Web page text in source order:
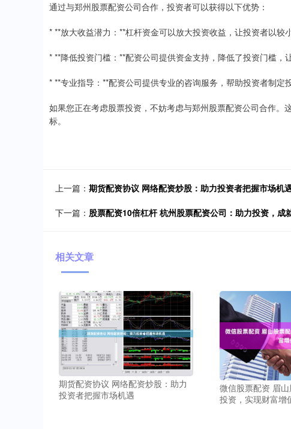
通过与郑州股票配资公司合作，投资者可以获得以下优势：
* **放大收益潜力：**杠杆资金可以放大投资收益，让投资者以较
* **降低投资门槛：**配资公司提供资金支持，降低了投资门槛，
* **专业指导：**配资公司提供专业的咨询服务，帮助投资者制定
如果您正在考虑股票投资，不妨考虑与郑州股票配资公司合作
标。
上一篇： 期货配资协议 网络配资炒股：助力投资者把握市场机
下一篇： 股票配资10倍杠杆 杭州股票配资公司：助力投资，成
相关文章
期货配资协议 网络配资炒股：助力
投资者把握市场机遇
微信股票配资 眉
投资，实现财富增